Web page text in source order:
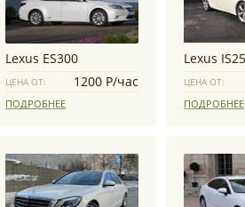
Lexus ES300
ЦЕНА ОТ: 1200 Р/час
ПОДРОБНЕЕ
Lexus
ЦЕНА ОТ:
ПОДРОБНЕЕ